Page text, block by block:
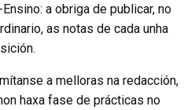
a obriga de publicar, no
as notas de cada unha
a melloras na redacción,
haxa fase de prácticas no